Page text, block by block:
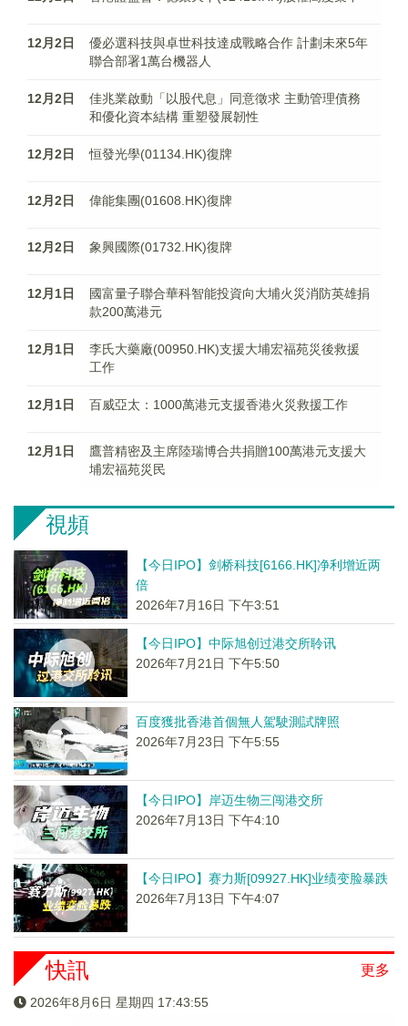
12月2日
優必選科技與卓世科技達成戰略合作 計劃未來5年
聯合部署1萬台機器人
12月2日
佳兆業啟動「以股代息」同意徵求 主動管理債務
和優化資本結構 重塑發展韌性
12月2日 恒發光學(01134.HK)復牌
12月2日 偉能集團(01608.HK)復牌
12月2日 象興國際(01732.HK)復牌
12月1日
國富量子聯合華科智能投資向大埔火災消防英雄捐
款200萬港元
12月1日
李氏大藥廠(00950.HK)支援大埔宏福苑災後救援
工作
12月1日 百威亞太：1000萬港元支援香港火災救援工作
12月1日
鷹普精密及主席陸瑞博合共捐贈100萬港元支援大
埔宏福苑災民
視頻
【今日IPO】剑桥科技[6166.HK]净利增近两
倍
2026年7月16日 下午3:51
【今日IPO】中际旭创过港交所聆讯
2026年7月21日 下午5:50
百度獲批香港首個無人駕駛測試牌照
2026年7月23日 下午5:55
【今日IPO】岸迈生物三闯港交所
2026年7月13日 下午4:10
【今日IPO】赛力斯[09927.HK]业绩变脸暴跌
2026年7月13日 下午4:07
更多
快訊
2026年8月6日 星期四 17:43:55